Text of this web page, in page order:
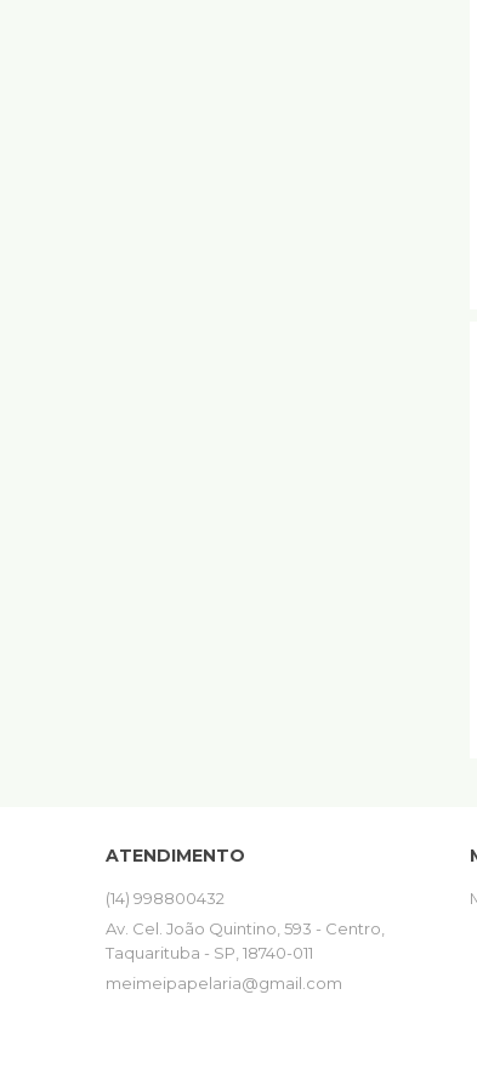
ATENDIMENTO
(14) 998800432
Av. Cel. João Quintino, 593 - Centro,
Taquarituba - SP, 18740-011
meimeipapelaria@gmail.com